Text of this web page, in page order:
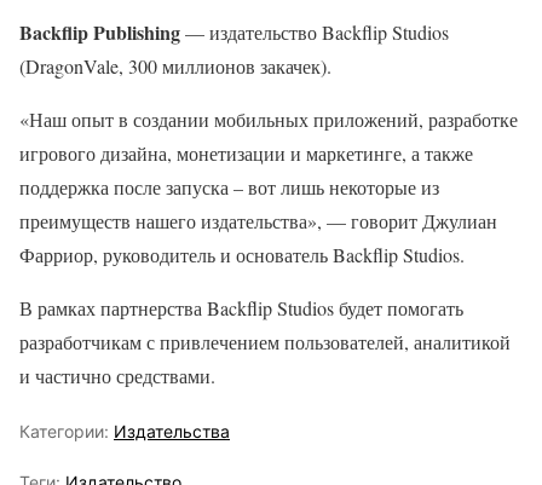
Backflip Publishing— издательство Backflip Studios
(DragonVale, 300 миллионов закачек).
«Наш опыт в создании мобильных приложений, разработке
игрового дизайна, монетизации и маркетинге, а также
поддержка после запуска – вот лишь некоторые из
преимуществ нашего издательства», — говорит Джулиан
Фарриор, руководитель и основатель Backflip Studios.
В рамках партнерства Backflip Studios будет помогать
разработчикам с привлечением пользователей, аналитикой
и частично средствами.
Категории: Издательства